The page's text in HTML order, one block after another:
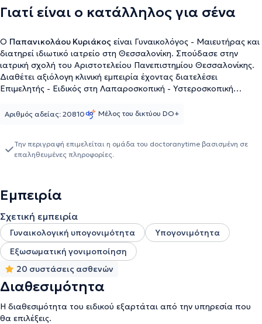
Γιατί είναι ο κατάλληλος για σένα
Ο Παπανικολάου Κυριάκος είναι Γυναικολόγος - Μαιευτήρας και
διατηρεί ιδιωτικό ιατρείο στη Θεσσαλονίκη. Σπούδασε στην
ιατρική σχολή του Αριστοτελείου Πανεπιστημίου Θεσσαλονίκης.
Διαθέτει αξιόλογη κλινική εμπειρία έχοντας διατελέσει
Επιμελητής - Ειδικός στη Λαπαροσκοπική - Υστεροσκοπική
σε προβλήματα υπογονιμότητας στο Hammersmith Hospital
δημοσιεύσεων.
Αριθμός αδείας: 20810 Μέλος του δικτύου DO+
Την περιγραφή επιμελείται η ομάδα του doctoranytime βασισμένη σε
επαληθευμένες πληροφορίες.
Εμπειρία
Σχετική εμπειρία
Γυναικολογική υπογονιμότητα
Υπογονιμότητα
Εξωσωματική γονιμοποίηση
20 συστάσεις ασθενών
Διαθεσιμότητα
Η διαθεσιμότητα του ειδικού εξαρτάται από την υπηρεσία που
θα επιλέξεις.